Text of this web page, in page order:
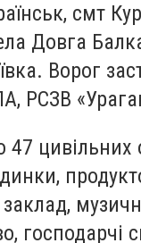
смт
Довга
Ворог
РСЗВ
цивільних
господарчі